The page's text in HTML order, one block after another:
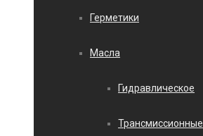
Герметики
Масла
Гидравлическое
Трансмиссионные